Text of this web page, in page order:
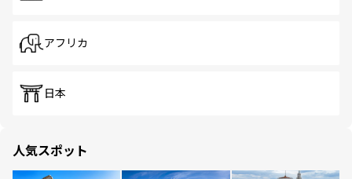
アフリカ
日本
人気スポット